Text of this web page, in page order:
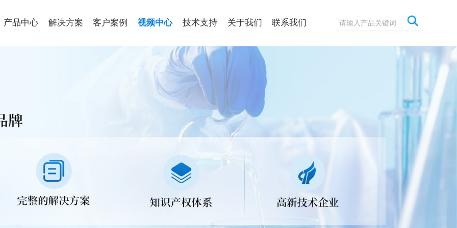
产品中心 解决方案 客户案例 视频中心 技术支持 关于我们 联系我们